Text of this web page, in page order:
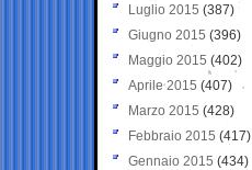
Luglio 2015 (387)
Giugno 2015 (396)
Maggio 2015 (402)
Aprile 2015 (407)
Marzo 2015 (428)
Febbraio 2015 (417)
Gennaio 2015 (434)